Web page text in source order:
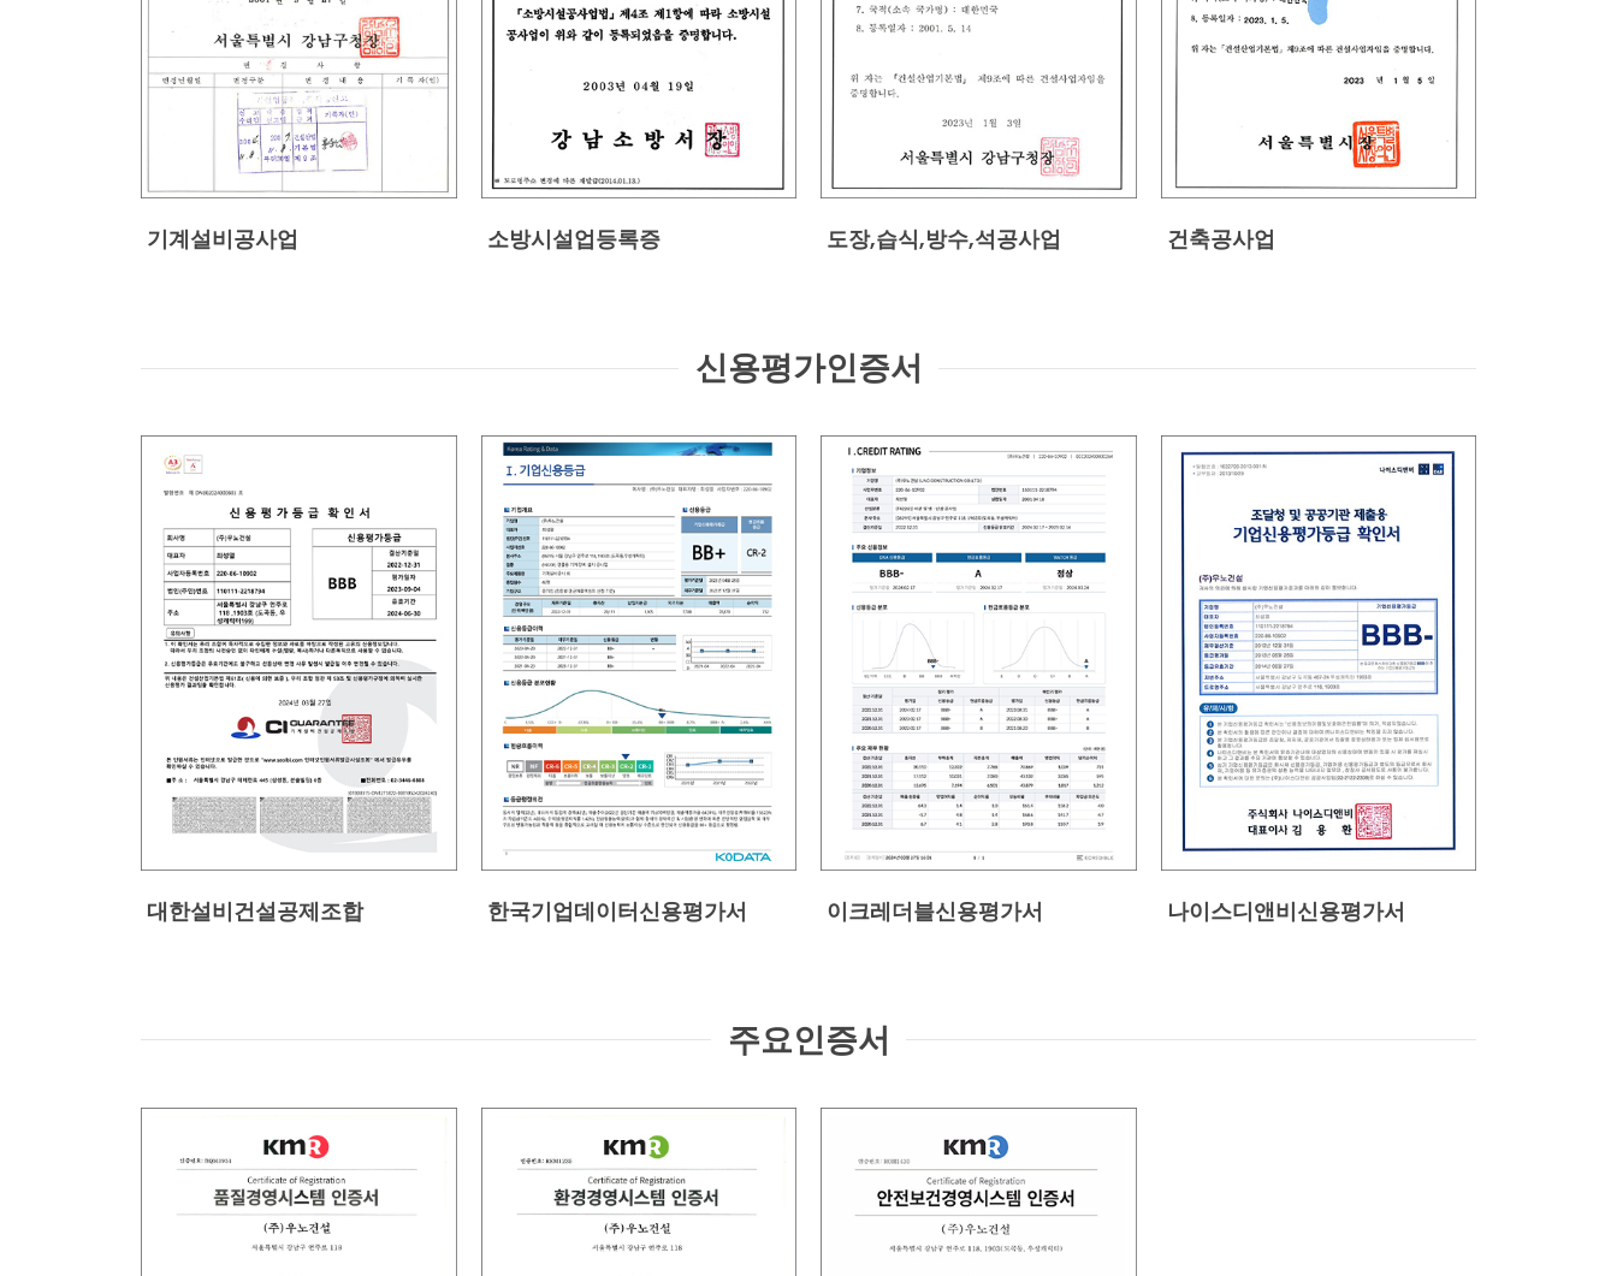
기계설비공사업 소방시설업등록증 도장,습식,방수,석공사업 건축공사업
신용평가인증서
대한설비건설공제조합 한국기업데이터신용평가서 이크레더블신용평가서 나이스디앤비신용평가서
주요인증서